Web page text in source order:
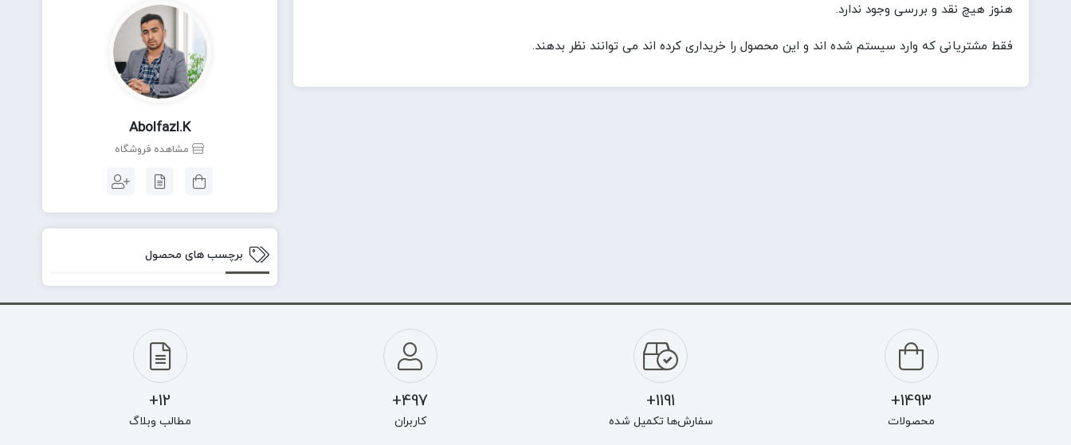
هنوز هیچ نقد و بررسی وجود ندارد.
فقط مشتریانی که وارد سیستم شده اند و این محصول را خریداری کرده اند می توانند نظر بدهند.
Abolfazl.k
مشاهده فروشگاه
برچسب های محصول
1493+
محصولات
1191+
سفارش‌ها تکمیل شده
497+
کاربران
12+
مطالب وبلاگ